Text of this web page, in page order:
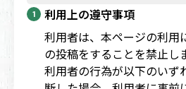
利用上の遵守事項
利用者は、本ページの利用
の投稿をすることを禁止し
利用者の行為が以下のいず